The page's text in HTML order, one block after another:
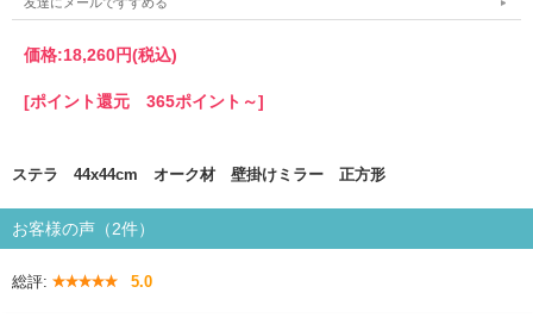
価格:18,260円(税込)
[ポイント還元 365ポイント～]
ステラ 44x44cm オーク材 壁掛けミラー 正方形
お客様の声（2件）
総評: 5.0